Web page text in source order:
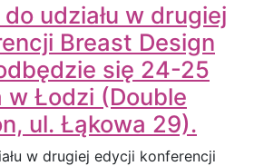
udziału w drugiej
Breast Design
się 24-25
Łodzi (Double
ul. Łąkowa 29).
w drugiej edycji konferencji